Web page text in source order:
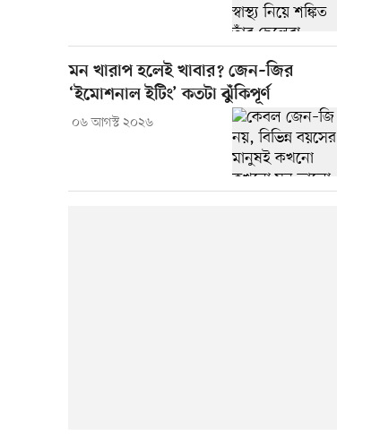
মন খারাপ হলেই খাবার? জেন–জির
‘ইমোশনাল ইটিং’ কতটা ঝুঁকিপূর্ণ
০৬ আগস্ট ২০২৬